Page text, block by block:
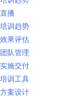
直播
培训趋势
效果评估
团队管理
实施交付
培训工具
方案设计